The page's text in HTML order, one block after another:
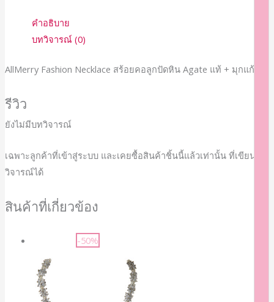
คำอธิบาย
บทวิจารณ์ (0)
AllMerry Fashion Necklace สร้อยคอลูกปัดหิน Agate แท้ + มุกแก้ว
รีวิว
ยังไม่มีบทวิจารณ์
เฉพาะลูกค้าที่เข้าสู่ระบบ และเคยซื้อสินค้าชิ้นนี้แล้วเท่านั้น ที่เขียนบท
วิจารณ์ได้
สินค้าที่เกี่ยวข้อง
-50%